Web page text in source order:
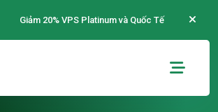
Giảm 20% VPS Platinum và Quốc Tế